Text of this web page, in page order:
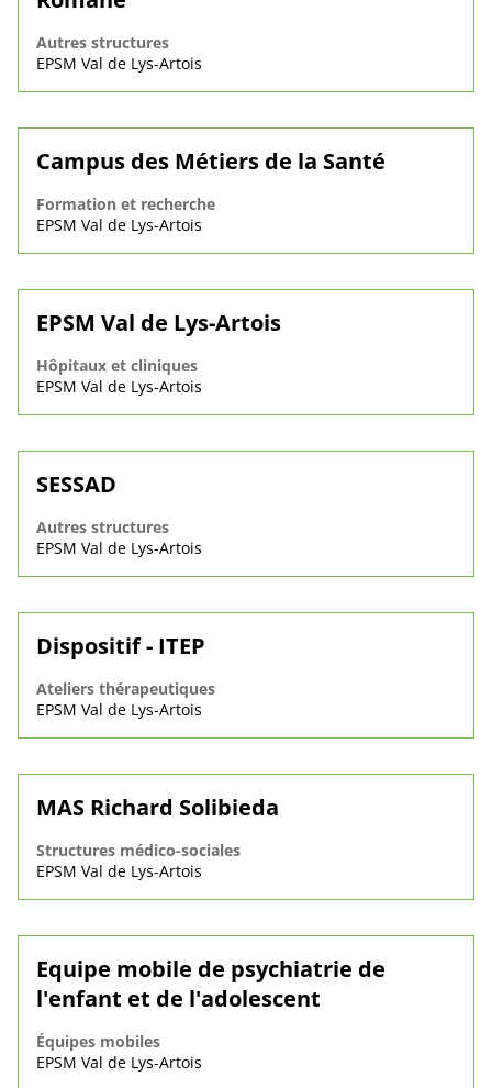
Autres structures
EPSM Val de Lys-Artois
Campus des Métiers de la Santé
Formation et recherche
EPSM Val de Lys-Artois
EPSM Val de Lys-Artois
Hôpitaux et cliniques
EPSM Val de Lys-Artois
SESSAD
Autres structures
EPSM Val de Lys-Artois
Dispositif - ITEP
Ateliers thérapeutiques
EPSM Val de Lys-Artois
MAS Richard Solibieda
Structures médico-sociales
EPSM Val de Lys-Artois
Equipe mobile de psychiatrie de
l'enfant et de l'adolescent
Équipes mobiles
EPSM Val de Lys-Artois